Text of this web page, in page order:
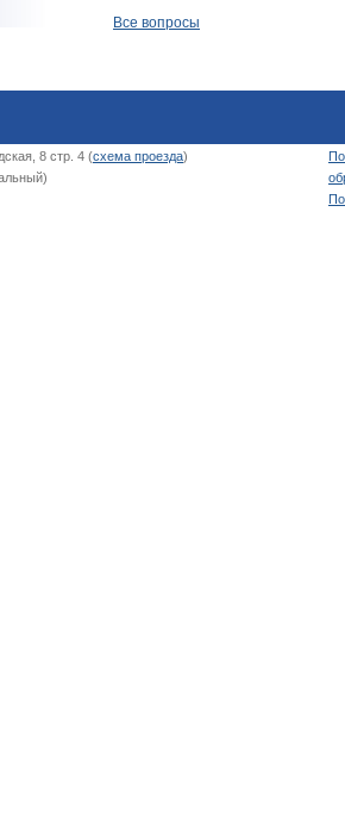
Все вопросы
8 стр. 4 (схема проезда)